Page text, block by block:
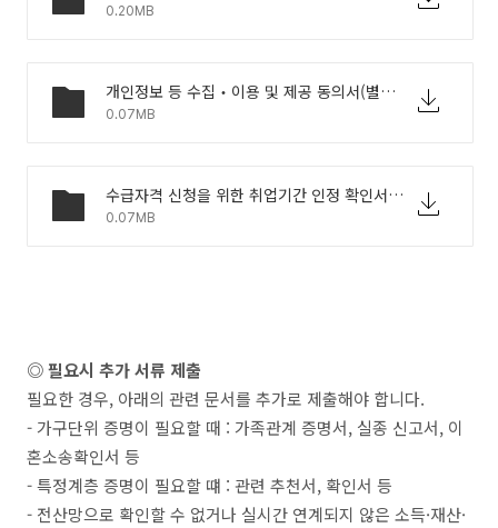
0.20MB
개인정보 등 수집‧이용 및 제공 동의서(별도 제출시) .hwp
0.07MB
수급자격 신청을 위한 취업기간 인정 확인서.hwp
0.07MB
◎ 필요시 추가 서류 제출
필요한 경우, 아래의 관련 문서를 추가로 제출해야 합니다.
- 가구단위 증명이 필요할 때 : 가족관계 증명서, 실종 신고서, 이
혼소송확인서 등
- 특정계층 증명이 필요할 떄 : 관련 추천서, 확인서 등
- 전산망으로 확인할 수 없거나 실시간 연계되지 않은 소득·재산·